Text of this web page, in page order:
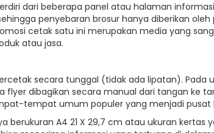
dari beberapa panel atau halaman
penyebaran brosur hanya diberikan
cetak satu ini merupakan media yang
atau jasa.
secara tunggal (tidak ada lipatan).
flyer dibagikan secara manual dari tangan ke
tempat umum populer yang menjadi pusat
berukuran A4 21 X 29,7 cm atau ukuran